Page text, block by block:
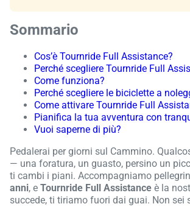
Sommario
Cos’è Tournride Full Assistance?
Perché scegliere Tournride Full
Come funziona?
Perché scegliere le biciclette a
Come attivare Tournride Full
Pianifica la tua avventura con
Vuoi saperne di più?
Pedalerai per giorni sul Cammino.
— una foratura, un guasto, persino un
ti cambi i piani. Accompagniamo
anni, e Tournride Full Assistance è la
succede, ti tiriamo fuori dai guai. Non sei